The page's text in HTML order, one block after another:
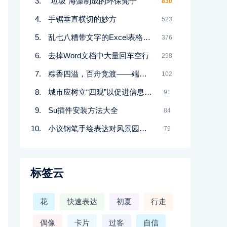
手锯垂直横切的妙方 523
乱七八糟带文字的Excel表格批量求和方法 376
去掉Word文档中大量回车空行 298
粽香四溢，百舟竞渡――端午安康 102
城市应树立“四观”以促进信息消费 91
Su插件安装方法大全 84
小议钢笔手绘表达对风景园林设计能力养成的意义 79
标签云
花 快速表达 初夏 行走
偶像 卡片 过客 自信